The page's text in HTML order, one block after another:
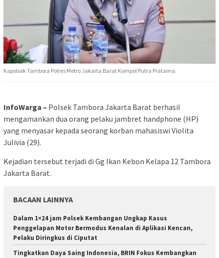
Kapolsek Tambora Polres Metro Jakarta Barat Kompol Putra Pratama.
InfoWarga – Polsek Tambora Jakarta Barat berhasil
mengamankan dua orang pelaku jambret handphone (HP)
yang menyasar kepada seorang korban mahasiswi Violita
Julivia (29).
Kejadian tersebut terjadi di Gg Ikan Kebon Kelapa 12 Tambora
Jakarta Barat.
BACAAN LAINNYA
Dalam 1×24 jam Polsek Kembangan Ungkap Kasus
Penggelapan Motor Bermodus Kenalan di Aplikasi Kencan,
Pelaku Diringkus di Ciputat
Tingkatkan Daya Saing Indonesia, BRIN Fokus Kembangkan